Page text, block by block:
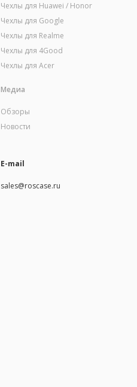
Чехлы для Huawei / Honor
Чехлы для Google
Чехлы для Realme
Чехлы для 4Good
Чехлы для Acer
Медиа
Обзоры
Новости
E-mail
sales@roscase.ru